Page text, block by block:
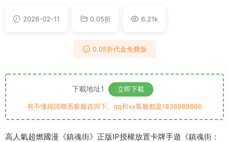
2026-02-11 0.05折 6.21k
0.05折代金免費版
下載地址1 立即下載
有不懂得請聯系客服咨詢下。qq和vx客服都是1836989666
高人氣超燃國漫《鎮魂街》正版IP授權放置卡牌手遊《鎮魂街：